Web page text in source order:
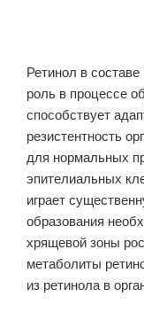
Ретинол в
роль в процессе
способствует
резистентность
для нормальных
эпителиальных
играет
образования
хрящевой зоны
метаболиты
из ретинола в